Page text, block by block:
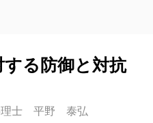
る防御と対抗
理士 平野 泰弘